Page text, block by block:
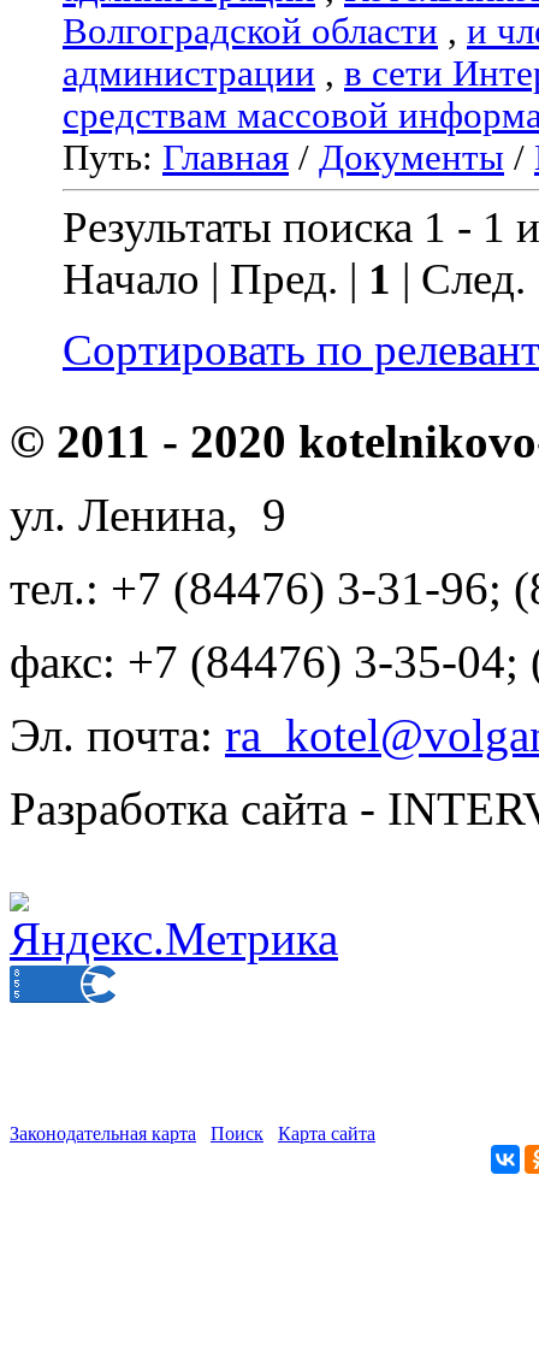
Волгоградской области , и
администрации , в сети
средствам массовой
Путь: Главная / Документы /
Результаты поиска 1 - 1
Начало | Пред. | 1 |
Сортировать по
© 2011 - 2020
ул. Ленина, 9
тел.: +7 (84476) 3-31-96;
факс: +7 (84476) 3-35-04;
Эл. почта:
Разработка сайта -
Законодательная карта Поиск Карта сайта